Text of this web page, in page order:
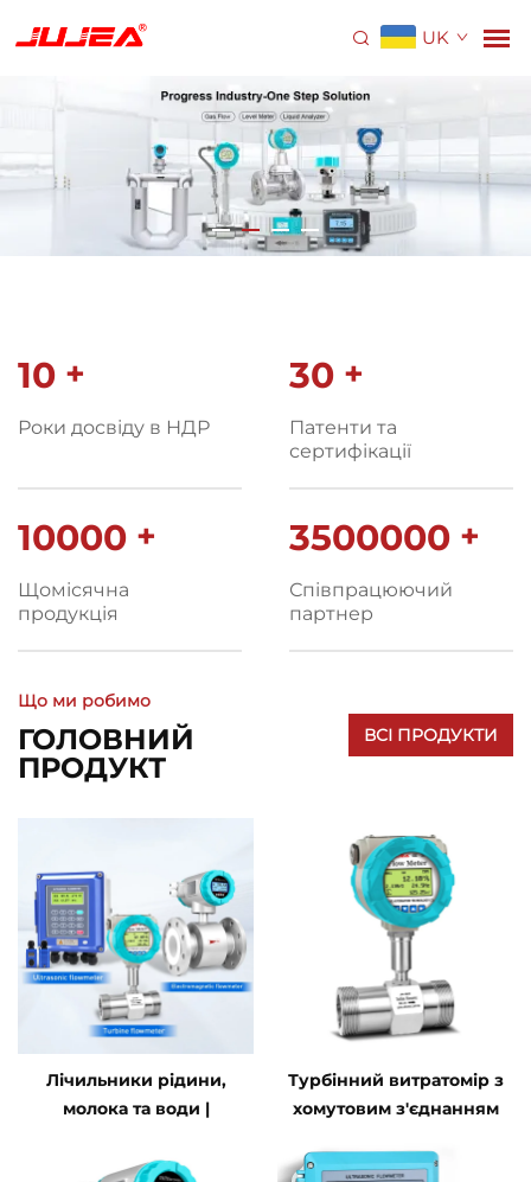
UK
10 +
Роки досвіду в НДР
30 +
Патенти та
сертифікації
10000 +
Щомісячна
продукція
3500000 +
Співпрацюючий
партнер
Що ми робимо
ГОЛОВНИЙ
ПРОДУКТ
ВСІ ПРОДУКТИ
Лічильники рідини,
молока та води |
ультразвукових та
Турбінний витратомір з
хомутовим з'єднанням